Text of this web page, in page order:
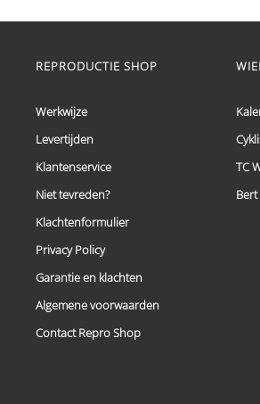
REPRODUCTIE SHOP
Werkwijze
Levertijden
Klantenservice
Niet tevreden?
Klachtenformulier
Privacy Policy
Garantie en klachten
Algemene voorwaarden
Contact Repro Shop
TC